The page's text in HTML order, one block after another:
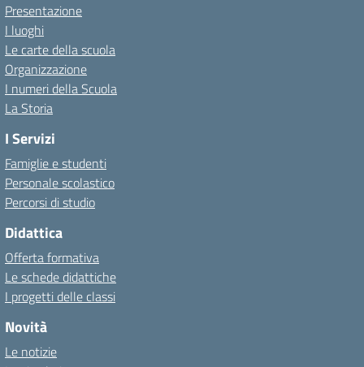
Presentazione
I luoghi
Le carte della scuola
Organizzazione
I numeri della Scuola
La Storia
I Servizi
Famiglie e studenti
Personale scolastico
Percorsi di studio
Didattica
Offerta formativa
Le schede didattiche
I progetti delle classi
Novità
Le notizie